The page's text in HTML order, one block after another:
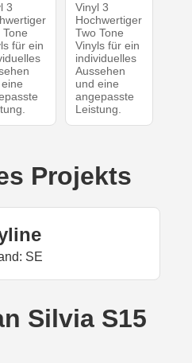
3
Tone
für ein
Vinyl 3
Hochwertiger
Two Tone
Vinyls für ein
individuelles
Aussehen
und eine
angepasste
Leistung.
Projekts
SE
Silvia S15